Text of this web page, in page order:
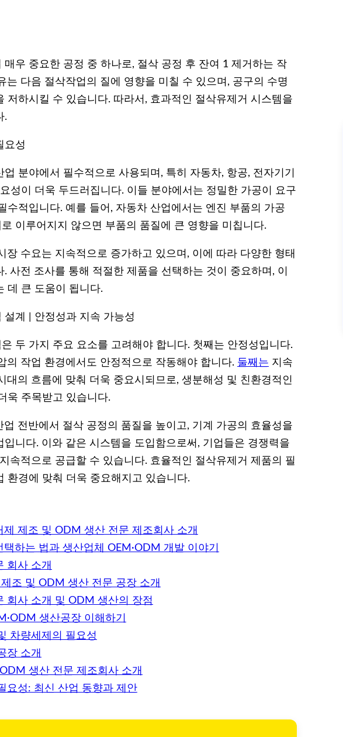
우 중요한 공정 중 하나로, 절삭 공정 후 잔여 1 제거하는 작
는 다음 절삭작업의 질에 영향을 미칠 수 있으며, 공구의 수명
저하시킬 수 있습니다. 따라서, 효과적인 절삭유제거 시스템을
.
요성
분야에서 필수적으로 사용되며, 특히 자동차, 항공, 전자기기
성이 더욱 두드러집니다. 이들 분야에서는 정밀한 가공이 요구
수적입니다. 예를 들어, 자동차 산업에서는 엔진 부품의 가공
이루어지지 않으면 부품의 품질에 큰 영향을 미칩니다.
장 수요는 지속적으로 증가하고 있으며, 이에 따라 다양한 형태
사전 조사를 통해 적절한 제품을 선택하는 것이 중요하며, 이
데 큰 도움이 됩니다.
계 | 안정성과 지속 가능성
두 가지 주요 요소를 고려해야 합니다. 첫째는 안정성입니다.
의 작업 환경에서도 안정적으로 작동해야 합니다. 둘째는 지속
대의 흐름에 맞춰 더욱 중요시되므로, 생분해성 및 친환경적인
욱 주목받고 있습니다.
업 전반에서 절삭 공정의 품질을 높이고, 기계 가공의 효율성을
니다. 이와 같은 시스템을 도입함으로써, 기업들은 경쟁력을
속적으로 공급할 수 있습니다. 효율적인 절삭유제거 제품의 필
환경에 맞춰 더욱 중요해지고 있습니다.
제조 및 ODM 생산 전문 제조회사 소개
하는 법과 생산업체 OEM·ODM 개발 이야기
회사 소개
조 및 ODM 생산 전문 공장 소개
회사 소개 및 ODM 생산의 장점
생산공장 이해하기
차량세제의 필요성
장 소개
생산 전문 제조회사 소개
요성: 최신 산업 동향과 제안